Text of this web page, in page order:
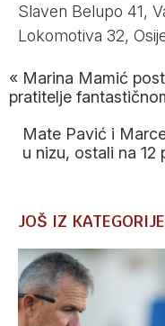
Slaven Belupo 41,
Lokomotiva 32,
« Marina Mamić
pratitelje
Mate Pavić i
u nizu, ostali na 12
JOŠ IZ